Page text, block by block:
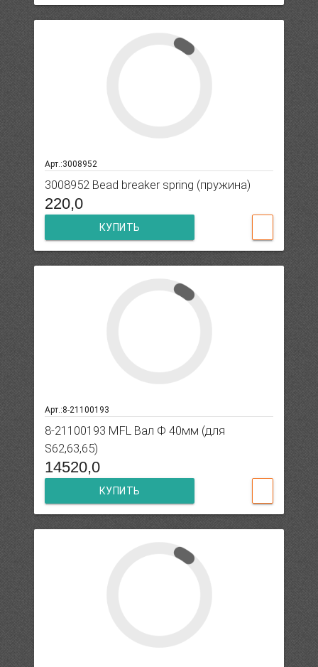
Арт.:3008952
3008952 Bead breaker spring (пружина)
220,0
КУПИТЬ
Арт.:8-21100193
8-21100193 MFL Вал Ф 40мм (для
S62,63,65)
14520,0
КУПИТЬ